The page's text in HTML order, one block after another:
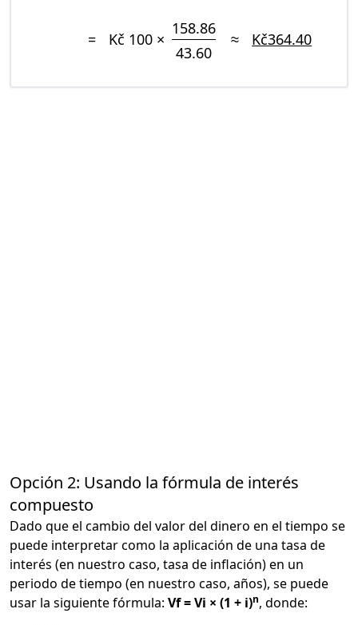
= Kč 100 ×
158.86
43.60
≈ Kč364.40
Opción 2: Usando la fórmula de interés
compuesto
Dado que el cambio del valor del dinero en el tiempo se
puede interpretar como la aplicación de una tasa de
interés (en nuestro caso, tasa de inflación) en un
periodo de tiempo (en nuestro caso, años), se puede
usar la siguiente fórmula: Vf = Vi × (1 + i)n, donde: